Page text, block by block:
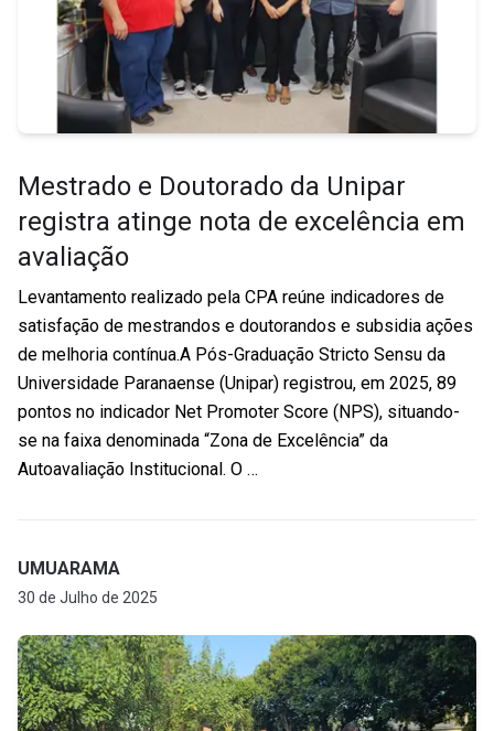
Mestrado e Doutorado da Unipar
registra atinge nota de excelência em
avaliação
Levantamento realizado pela CPA reúne indicadores de
satisfação de mestrandos e doutorandos e subsidia ações
de melhoria contínua.A Pós-Graduação Stricto Sensu da
Universidade Paranaense (Unipar) registrou, em 2025, 89
pontos no indicador Net Promoter Score (NPS), situando-
se na faixa denominada “Zona de Excelência” da
Autoavaliação Institucional. O …
UMUARAMA
30 de Julho de 2025